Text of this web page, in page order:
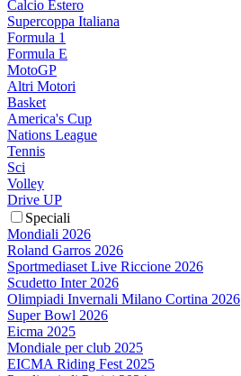
Calcio Estero
Supercoppa Italiana
Formula 1
Formula E
MotoGP
Altri Motori
Basket
America's Cup
Nations League
Tennis
Sci
Volley
Drive UP
Speciali
Mondiali 2026
Roland Garros 2026
Sportmediaset Live Riccione 2026
Scudetto Inter 2026
Olimpiadi Invernali Milano Cortina 2026
Super Bowl 2026
Eicma 2025
Mondiale per club 2025
EICMA Riding Fest 2025